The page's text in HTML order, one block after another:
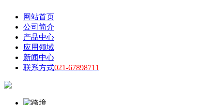
网站首页
公司简介
产品中心
应用领域
新闻中心
联系方式021-67898711